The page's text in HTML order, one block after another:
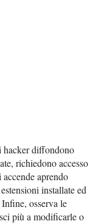
hacker diffondono
richiedono accesso
aprendo
installate ed
Infine, osserva le
più a modificarle o